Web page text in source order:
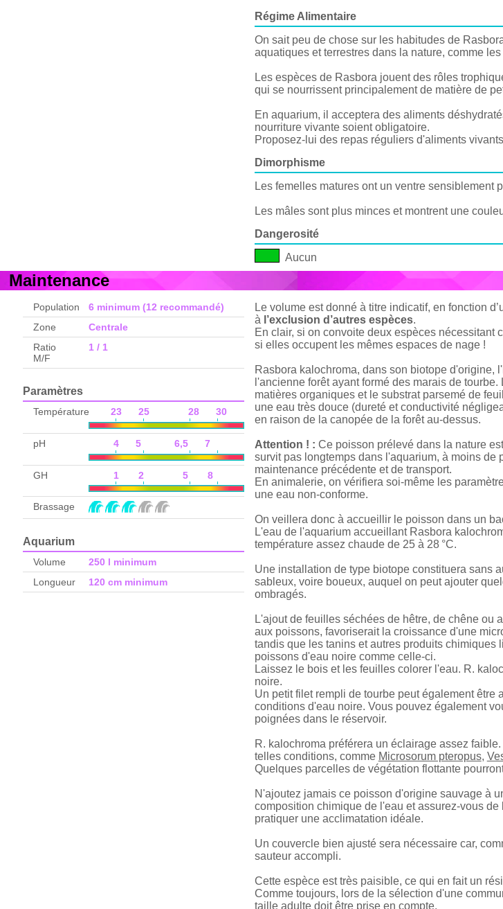
Régime Alimentaire
On sait peu de chose sur les habitudes de
aquatiques et terrestres dans la nature, comme
Les espèces de Rasbora jouent des rôles
qui se nourrissent principalement de matière de
En aquarium, il acceptera des aliments
nourriture vivante soient obligatoire.
Proposez-lui des repas réguliers d'aliments
Dimorphisme
Les femelles matures ont un ventre sensiblement
Les mâles sont plus minces et montrent une
Dangerosité
Aucun
Maintenance
Population
6 minimum (12 recommandé)
Zone
Centrale
Ratio
M/F
1 / 1
Paramètres
Température 23 25 28 30
pH 4 5 6,5 7
GH 1 2 5 8
Brassage
Aquarium
Volume
250 l minimum
Longueur
120 cm minimum
Le volume est donné à titre indicatif, en fonction
à l’exclusion d’autres espèces.
En clair, si on convoite deux espèces nécessitant
si elles occupent les mêmes espaces de nage !
Rasbora kalochroma, dans son biotope d'origine,
l'ancienne forêt ayant formé des marais de
matières organiques et le substrat parsemé de
une eau très douce (dureté et conductivité
en raison de la canopée de la forêt au-dessus.
Attention ! : Ce poisson prélevé dans la nature
survit pas longtemps dans l'aquarium, à moins
maintenance précédente et de transport.
En animalerie, on vérifiera soi-même les
une eau non-conforme.
On veillera donc à accueillir le poisson dans un
L'eau de l'aquarium accueillant Rasbora
température assez chaude de 25 à 28 °C.
Une installation de type biotope constituera sans
sableux, voire boueux, auquel on peut ajouter
ombragés.
L'ajout de feuilles séchées de hêtre, de chêne ou
aux poissons, favoriserait la croissance d'une
tandis que les tanins et autres produits
poissons d'eau noire comme celle-ci.
Laissez le bois et les feuilles colorer l'eau. R.
noire.
Un petit filet rempli de tourbe peut également
conditions d'eau noire. Vous pouvez également
poignées dans le réservoir.
R. kalochroma préférera un éclairage assez
telles conditions, comme Microsorum pteropus,
Quelques parcelles de végétation flottante
N'ajoutez jamais ce poisson d'origine sauvage à
composition chimique de l'eau et assurez-vous
pratiquer une acclimatation idéale.
Un couvercle bien ajusté sera nécessaire car,
sauteur accompli.
Cette espèce est très paisible, ce qui en fait un
Comme toujours, lors de la sélection d'une
taille adulte doit être prise en compte.